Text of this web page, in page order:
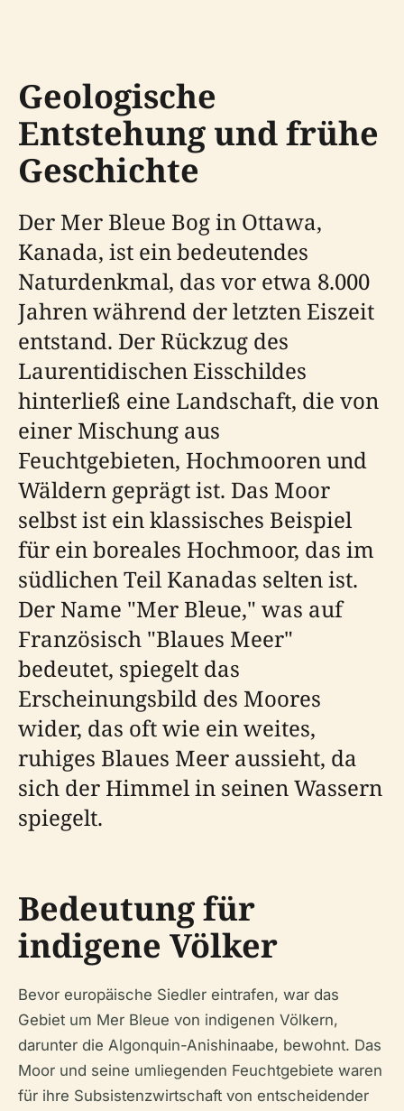
Geologische
Entstehung und frühe
Geschichte
Der Mer Bleue Bog in Ottawa,
Kanada, ist ein bedeutendes
Naturdenkmal, das vor etwa 8.000
Jahren während der letzten Eiszeit
entstand. Der Rückzug des
Laurentidischen Eisschildes
hinterließ eine Landschaft, die von
einer Mischung aus
Feuchtgebieten, Hochmooren und
Wäldern geprägt ist. Das Moor
selbst ist ein klassisches Beispiel
für ein boreales Hochmoor, das im
südlichen Teil Kanadas selten ist.
Der Name "Mer Bleue," was auf
Französisch "Blaues Meer"
bedeutet, spiegelt das
Erscheinungsbild des Moores
wider, das oft wie ein weites,
ruhiges Blaues Meer aussieht, da
sich der Himmel in seinen Wassern
spiegelt.
Bedeutung für
indigene Völker
Bevor europäische Siedler eintrafen, war das
Gebiet um Mer Bleue von indigenen Völkern,
darunter die Algonquin-Anishinaabe, bewohnt. Das
Moor und seine umliegenden Feuchtgebiete waren
für ihre Subsistenzwirtschaft von entscheidender